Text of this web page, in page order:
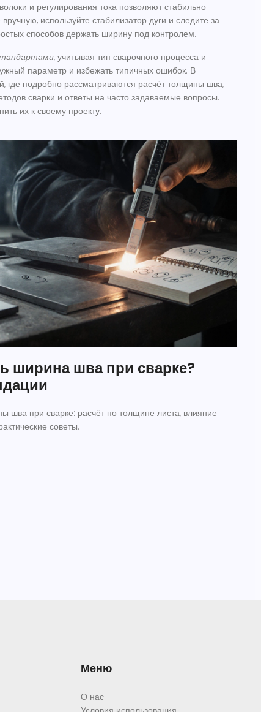
и регулирования тока позволяют стабильно
используйте стабилизатор дуги и следите за
способов держать ширину под контролем.
, учитывая тип сварочного процесса и
параметр и избежать типичных ошибок. В
где подробно рассматриваются расчёт толщины шва,
сварки и ответы на часто задаваемые вопросы.
их к своему проекту.
ширина шва при сварке?
шва при сварке: расчёт по толщине листа, влияние
советы.
Меню
О нас